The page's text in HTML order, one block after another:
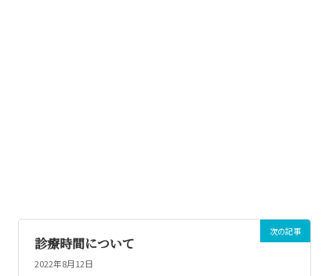
次の記事
診療時間について
2022年8月12日